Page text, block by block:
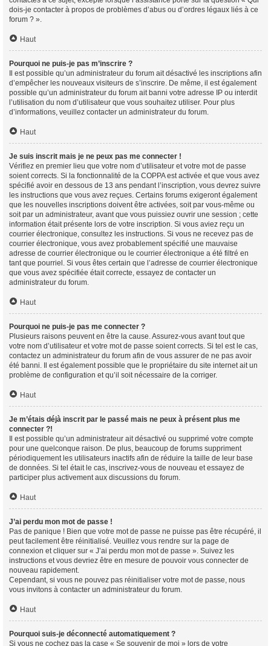
dois-je contacter à propos de problèmes d’abus ou d’ordres légaux liés à ce
forum ? ».
Haut
Pourquoi ne puis-je pas m’inscrire ?
Il est possible qu’un administrateur du forum ait désactivé les inscriptions afin
d’empêcher les nouveaux visiteurs de s’inscrire. De même, il est également
possible qu’un administrateur du forum ait banni votre adresse IP ou interdit
l’utilisation du nom d’utilisateur que vous souhaitez utiliser. Pour plus
d’informations, veuillez contacter un administrateur du forum.
Haut
Je suis inscrit mais je ne peux pas me connecter !
Vérifiez en premier lieu que votre nom d’utilisateur et votre mot de passe
soient corrects. Si la fonctionnalité de la COPPA est activée et que vous avez
spécifié avoir en dessous de 13 ans pendant l’inscription, vous devrez suivre
les instructions que vous avez reçues. Certains forums exigeront également
que les nouvelles inscriptions doivent être activées, soit par vous-même ou
soit par un administrateur, avant que vous puissiez ouvrir une session ; cette
information était présente lors de votre inscription. Si vous aviez reçu un
courrier électronique, consultez les instructions. Si vous ne recevez pas de
courrier électronique, vous avez probablement spécifié une mauvaise
adresse de courrier électronique ou le courrier électronique a été filtré en
tant que pourriel. Si vous êtes certain que l’adresse de courrier électronique
que vous avez spécifiée était correcte, essayez de contacter un
administrateur du forum.
Haut
Pourquoi ne puis-je pas me connecter ?
Plusieurs raisons peuvent en être la cause. Assurez-vous avant tout que
votre nom d’utilisateur et votre mot de passe soient corrects. Si tel est le cas,
contactez un administrateur du forum afin de vous assurer de ne pas avoir
été banni. Il est également possible que le propriétaire du site internet ait un
problème de configuration et qu’il soit nécessaire de la corriger.
Haut
Je m’étais déjà inscrit par le passé mais ne peux à présent plus me
connecter ?!
Il est possible qu’un administrateur ait désactivé ou supprimé votre compte
pour une quelconque raison. De plus, beaucoup de forums suppriment
périodiquement les utilisateurs inactifs afin de réduire la taille de leur base
de données. Si tel était le cas, inscrivez-vous de nouveau et essayez de
participer plus activement aux discussions du forum.
Haut
J’ai perdu mon mot de passe !
Pas de panique ! Bien que votre mot de passe ne puisse pas être récupéré, il
peut facilement être réinitialisé. Veuillez vous rendre sur la page de
connexion et cliquer sur « J’ai perdu mon mot de passe ». Suivez les
instructions et vous devriez être en mesure de pouvoir vous connecter de
nouveau rapidement.
Cependant, si vous ne pouvez pas réinitialiser votre mot de passe, nous
vous invitons à contacter un administrateur du forum.
Haut
Pourquoi suis-je déconnecté automatiquement ?
Si vous ne cochez pas la case « Se souvenir de moi » lors de votre